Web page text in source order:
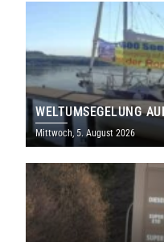
WELTUMSEGELUNG
Mittwoch, 5. August 2026